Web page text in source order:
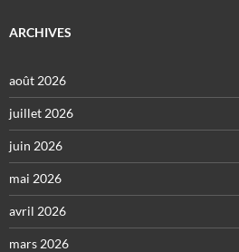
ARCHIVES
août 2026
juillet 2026
juin 2026
mai 2026
avril 2026
mars 2026